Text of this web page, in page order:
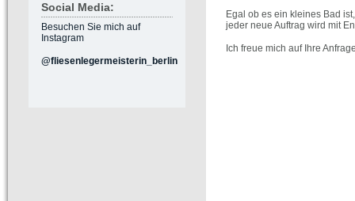
Social Media:
Besuchen Sie mich auf
Instagram
@fliesenlegermeisterin_berlin
Egal ob es ein kleines Bad
jeder neue Auftrag wird mit
Ich freue mich auf Ihre